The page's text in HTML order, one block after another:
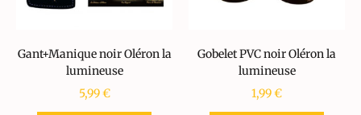
Gant+Manique noir Oléron la
lumineuse
5,99€
Gobelet PVC noir Oléron la
lumineuse
1,99€